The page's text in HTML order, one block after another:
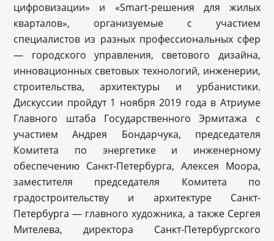
цифровизации» и «Smart-решения для жилых
кварталов», организуемые с участием
специалистов из разных профессиональных сфер
— городского управления, светового дизайна,
инновационных световых технологий, инженерии,
строительства, архитектуры и урбанистики.
Дискуссии пройдут 1 ноября 2019 года в Атриуме
Главного штаба Государственного Эрмитажа с
участием Андрея Бондарчука, председателя
Комитета по энергетике и инженерному
обеспечению Санкт-Петербурга, Алексея Моора,
заместителя председателя Комитета по
градостроительству и архитектуре Санкт-
Петербурга — главного художника, а также Сергея
Мителева, директора Санкт-Петербургского